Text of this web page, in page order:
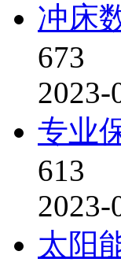
冲床
673
2023-
专业
613
2023-
太阳